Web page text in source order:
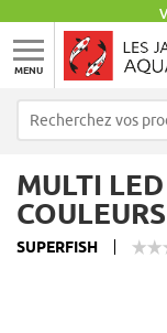
MENU
MULTI
COULEURS
SUPERFISH